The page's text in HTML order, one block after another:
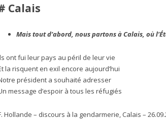
Calais
Mais tout d’abord, nous partons à Calais, où
ont fui leur pays au péril de leur vie
la risquent en exil encore aujourd’hui
président a souhaité adresser
message d’espoir à tous les réfugiés
Hollande – discours à la gendarmerie, Calais –